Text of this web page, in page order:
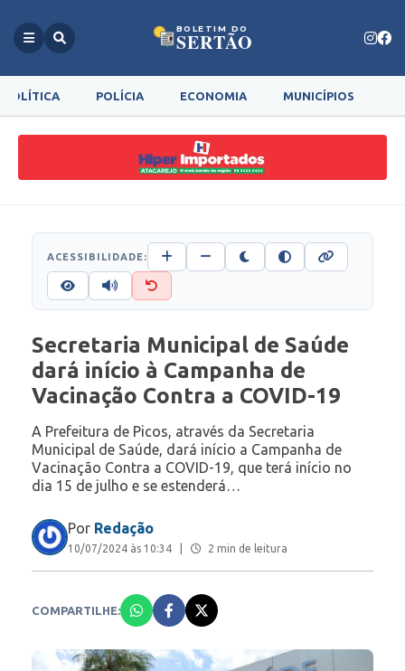
BOLETIM DO
SERTÃO
POLÍTICA POLÍCIA ECONOMIA MUNICÍPIOS
ACESSIBILIDADE:
Secretaria Municipal de Saúde
dará início à Campanha de
Vacinação Contra a COVID-19
A Prefeitura de Picos, através da Secretaria
Municipal de Saúde, dará início a Campanha de
Vacinação Contra a COVID-19, que terá início no
dia 15 de julho e se estenderá…
Por Redação
10/07/2024 às 10:34 2 min de leitura
COMPARTILHE: